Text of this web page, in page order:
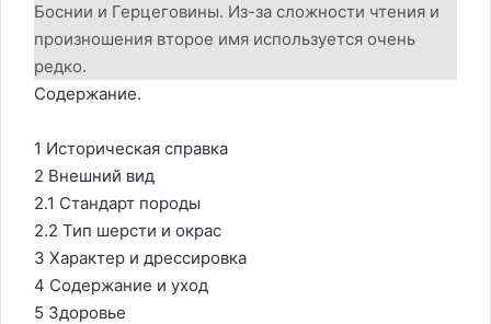
Боснии и Герцеговины. Из-за сложности чтения и
произношения второе имя используется очень
редко.
Содержание.
1 Историческая справка
2 Внешний вид
2.1 Стандарт породы
2.2 Тип шерсти и окрас
3 Характер и дрессировка
4 Содержание и уход
5 Здоровье